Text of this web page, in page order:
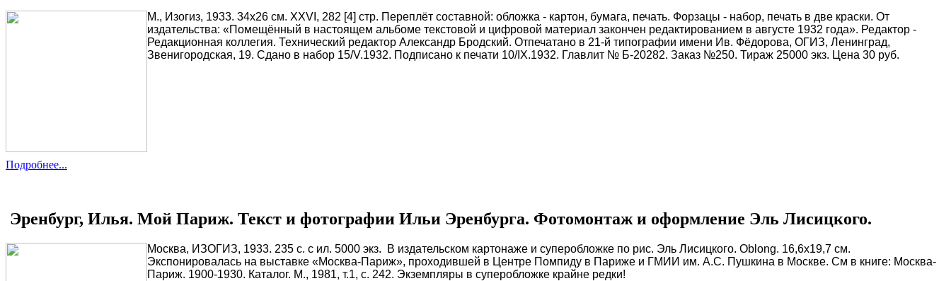
М., Изогиз, 1933. 34x26 см. XXVI, 282 [4] стр. Переплёт составной: обложка - картон, бумага, печать. Форзацы - набор, печать в две краски. От
издательства: «Помещённый в настоящем альбоме текстовой и цифровой материал закончен редактированием в августе 1932 года». Редактор -
Редакционная коллегия. Технический редактор Александр Бродский. Отпечатано в 21-й типографии имени Ив. Фёдорова, ОГИЗ, Ленинград,
Звенигородская, 19. Сдано в набор 15/V.1932. Подписано к печати 10/IX.1932. Главлит № Б-20282. Заказ №250. Тираж 25000 экз. Цена 30 руб.
Подробнее...
Эренбург, Илья. Мой Париж. Текст и фотографии Ильи Эренбурга. Фотомонтаж и оформление Эль Лисицкого.
Москва, ИЗОГИЗ, 1933. 235 с. с ил. 5000 экз. В издательском картонаже и суперобложке по рис. Эль Лисицкого. Oblong. 16,6х19,7 см.
Экспонировалась на выставке «Москва-Париж», проходившей в Центре Помпиду в Париже и ГМИИ им. А.С. Пушкина в Москве. См в книге: Москва-
Париж. 1900-1930. Каталог. М., 1981, т.1, с. 242. Экземпляры в суперобложке крайне редки!